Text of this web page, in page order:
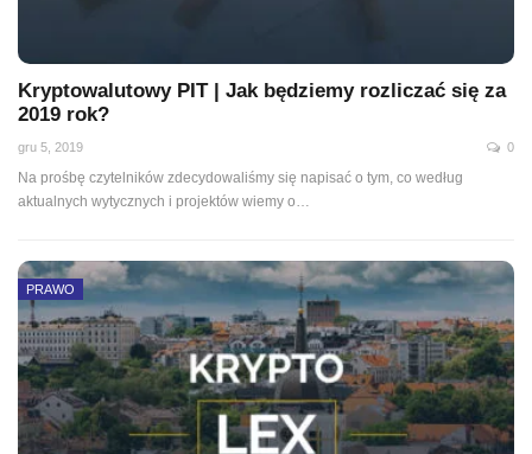
Kryptowalutowy PIT | Jak będziemy rozliczać się za
2019 rok?
gru 5, 2019 0
Na prośbę czytelników zdecydowaliśmy się napisać o tym, co według
aktualnych wytycznych i projektów wiemy o…
PRAWO